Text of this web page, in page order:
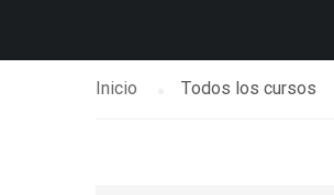
Inicio Todos los cursos